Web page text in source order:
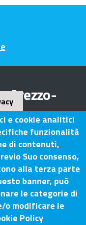
Arezzo-
25 – 52100 Arezzo
30 - 53100
e cookie analitici
funzionalità
di contenuti,
Suo consenso,
alla terza parte
banner, può
le categorie di
o modificare le
Policy